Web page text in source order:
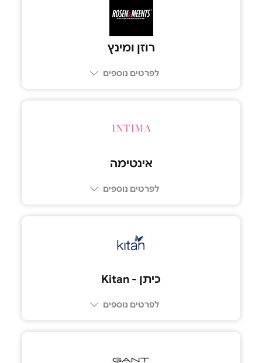
רוזן ומינץ
לפרטים נוספים
אינטימה
לפרטים נוספים
כיתן - Kitan
לפרטים נוספים